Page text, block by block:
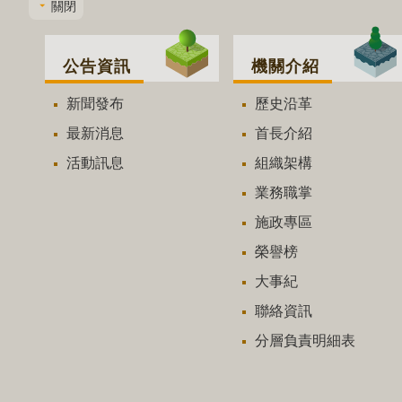
關閉
公告資訊
新聞發布
最新消息
活動訊息
機關介紹
歷史沿革
首長介紹
組織架構
業務職掌
施政專區
榮譽榜
大事紀
聯絡資訊
分層負責明細表